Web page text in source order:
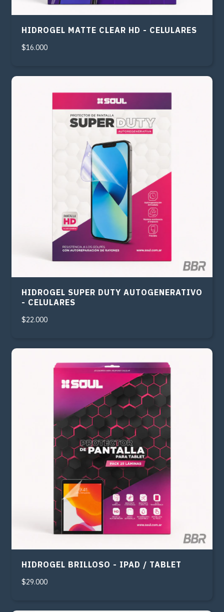
HIDROGEL MATTE CLEAR HD - CELULARES
$16.000
HIDROGEL SUPER DUTY AUTOGENERATIVO
- CELULARES
$22.000
HIDROGEL BRILLOSO - IPAD / TABLET
$29.000